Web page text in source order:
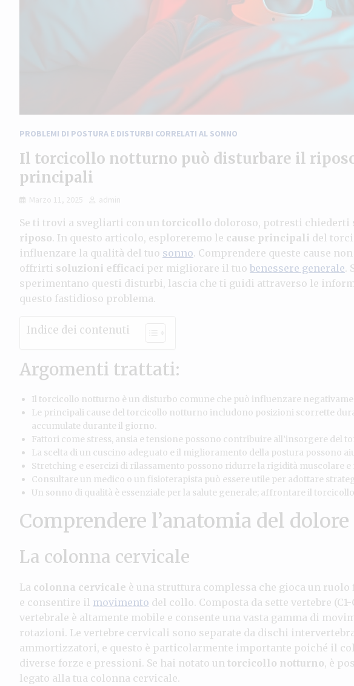
PROBLEMI DI POSTURA E DISTURBI CORRELATI AL SONNO
Il torcicollo notturno può disturbare il
principali
Marzo 11, 2025 admin
Se ti trovi a svegliarti con un torcicollo doloroso, potresti chiederti
riposo. In questo articolo, esploreremo le cause principali del
influenzare la qualità del tuo sonno. Comprendere queste cause
offrirti soluzioni efficaci per migliorare il tuo benessere generale.
sperimentano questi disturbi, lascia che ti guidi attraverso le
questo fastidioso problema.
Indice dei contenuti
Argomenti trattati:
Il torcicollo notturno è un disturbo comune che può influenzare
Le principali cause del torcicollo notturno includono posizioni scorrette
accumulate durante il giorno.
Fattori come stress, ansia e tensione possono contribuire all’insorgere del
La scelta di un cuscino adeguato e il miglioramento della postura possono
Stretching e esercizi di rilassamento possono ridurre la rigidità muscolare
Consultare un medico o un fisioterapista può essere utile per adottare
Un sonno di qualità è essenziale per la salute generale; affrontare il
Comprendere l’anatomia del
La colonna cervicale
La colonna cervicale è una struttura complessa che gioca un
e consentire il movimento del collo. Composta da sette vertebre
vertebrale è altamente mobile e consente una vasta gamma di
rotazioni. Le vertebre cervicali sono separate da dischi
ammortizzatori, e questo è particolarmente importante poiché il
diverse forze e pressioni. Se hai notato un torcicollo notturno, è
legato alla tua colonna cervicale.